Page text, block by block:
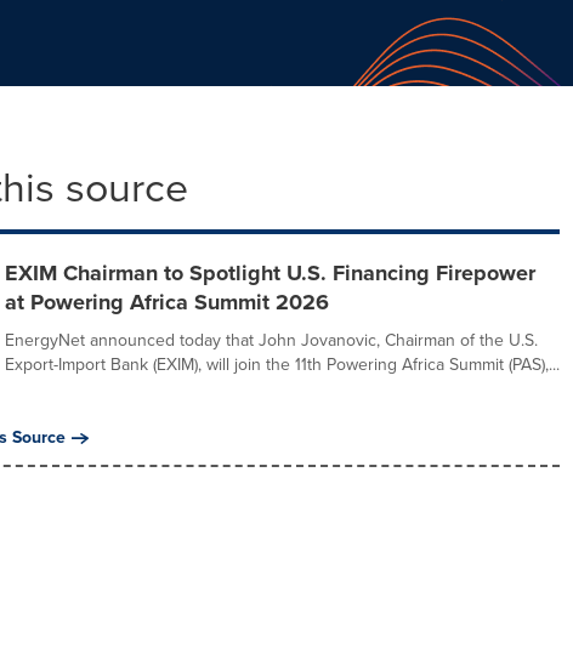
source
EXIM Chairman to Spotlight U.S. Financing Firepower
at Powering Africa Summit 2026
EnergyNet announced today that John Jovanovic, Chairman of the U.S.
Export-Import Bank (EXIM), will join the 11th Powering Africa Summit (PAS),...
Source